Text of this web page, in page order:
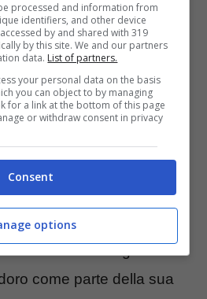
a 33 anni la sua vita
a quale scopo e
legame tra la parola
alimentari,
peso, ma piuttosto
e sane abitudini di vita.
di aver mangiato
come parte della sua
processed and information from
identifiers, and other device
by and shared with 319
by this site. We and our partners
data. List of partners.
your personal data on the basis
you can object to by managing
for a link at the bottom of this page
or withdraw consent in privacy
Consent
options